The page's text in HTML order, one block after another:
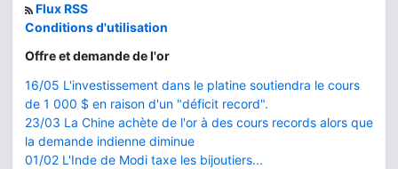
Flux RSS
Conditions d'utilisation
Offre et demande de l'or
16/05 L'investissement dans le platine soutiendra le cours
de 1 000 $ en raison d'un "déficit record".
23/03 La Chine achète de l'or à des cours records alors que
la demande indienne diminue
01/02 L'Inde de Modi taxe les bijoutiers...